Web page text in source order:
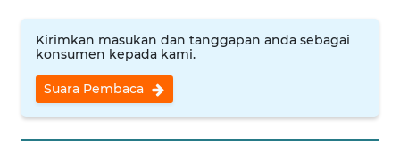
Kirimkan masukan dan tanggapan anda sebagai
konsumen kepada kami.
Suara Pembaca
WN
NUSANTARA
WN
JOGJA